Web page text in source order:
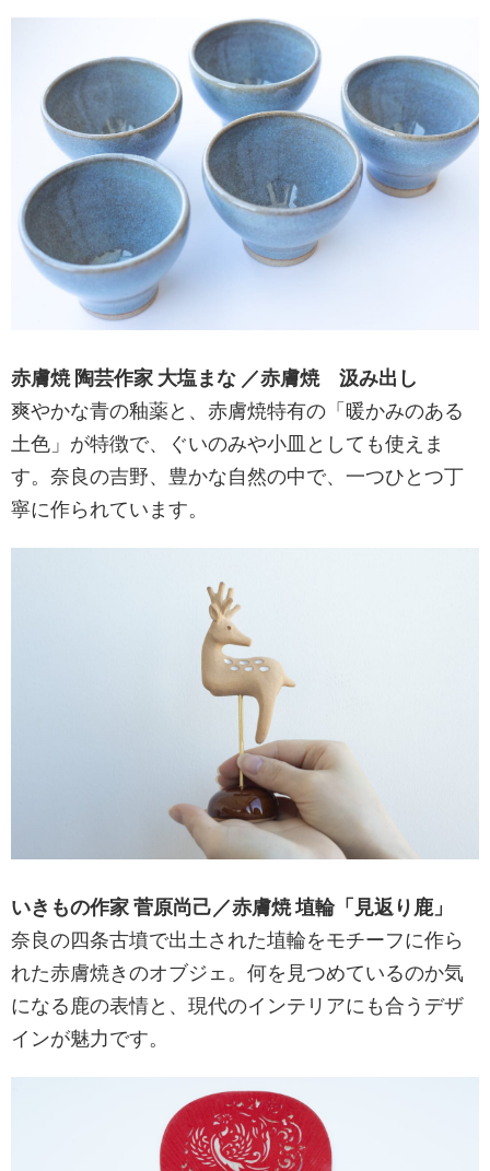
赤膚焼 陶芸作家 大塩まな ／赤膚焼 汲み出し
爽やかな青の釉薬と、赤膚焼特有の「暖かみのある
土色」が特徴で、ぐいのみや小皿としても使えま
す。奈良の吉野、豊かな自然の中で、一つひとつ丁
寧に作られています。
いきもの作家 菅原尚己／赤膚焼 埴輪「見返り鹿」
奈良の四条古墳で出土された埴輪をモチーフに作ら
れた赤膚焼きのオブジェ。何を見つめているのか気
になる鹿の表情と、現代のインテリアにも合うデザ
インが魅力です。